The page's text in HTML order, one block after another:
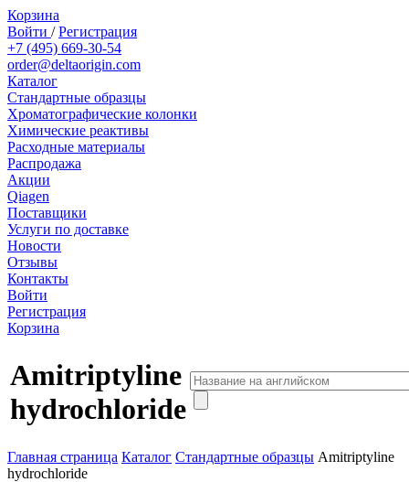
Корзина
Войти /Регистрация
+7 (495) 669-30-54
order@deltaorigin.com
Каталог
Стандартные образцы
Хроматографические колонки
Химические реактивы
Расходные материалы
Распродажа
Акции
Qiagen
Поставщики
Услуги по доставке
Новости
Отзывы
Контакты
Войти
Регистрация
Корзина
Amitriptyline
hydrochloride
Главная страница Каталог Стандартные образцы Amitriptyline
hydrochloride